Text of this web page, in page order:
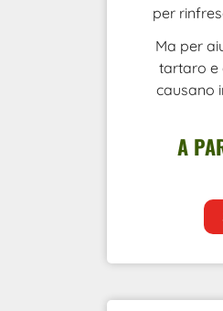
per
Ma per
tartaro e
causano
A